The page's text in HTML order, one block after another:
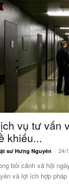
vụ tư vấn
khiếu...
sư Hưng Nguyên - 24/
bối cảnh xã hội
và lợi ích hợp